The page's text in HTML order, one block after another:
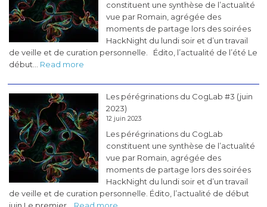
France
»
constituent une synthèse de l’actualité
vue par Romain, agrégée des
moments de partage lors des soirées
HackNight du lundi soir et d’un travail
de veille et de curation personnelle. Édito, l’actualité de l’été Le
début… Read more
pérégrinations
CogLab
#4
(juillet
2023)
Les pérégrinations du CogLab #3 (juin
2023)
12 juin 2023
Les pérégrinations du CogLab
constituent une synthèse de l’actualité
vue par Romain, agrégée des
moments de partage lors des soirées
HackNight du lundi soir et d’un travail
de veille et de curation personnelle. Édito, l’actualité de début